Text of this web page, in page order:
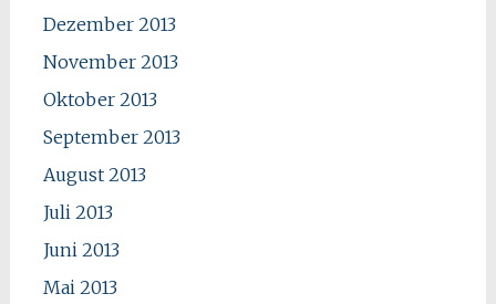
Dezember 2013
November 2013
Oktober 2013
September 2013
August 2013
Juli 2013
Juni 2013
Mai 2013